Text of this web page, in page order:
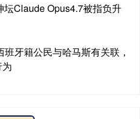
Claude Opus4.7被指负升
牙籍公民与哈马斯有关联，